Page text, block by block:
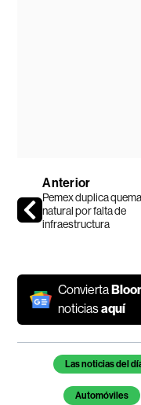
Anterior
Pemex duplica
natural por falta de
infraestructura
Convierta
noticiasaquí
Temas de este
Las noticias del
Automóviles